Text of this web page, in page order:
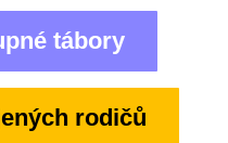
tábory
rodičů